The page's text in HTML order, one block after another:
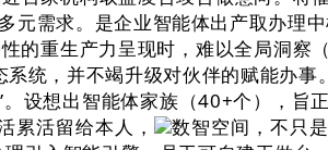
需求。是企业智能体出产取办理中
的重生产力呈现时，难以全局洞察
统，并不竭升级对伙伴的赋能办事
设想出智能体家族（40+个），旨
累活留给本人，
数智空间，不只